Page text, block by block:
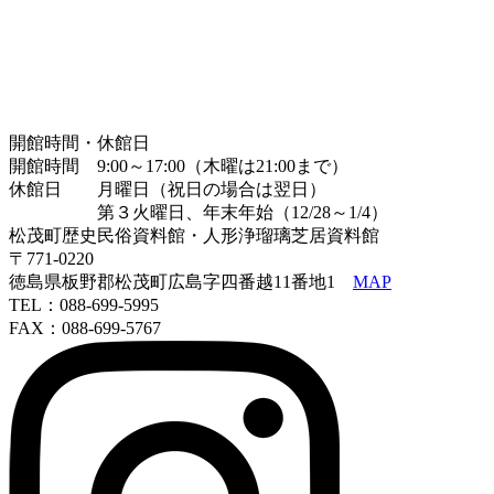
開館時間・休館日
開館時間 9:00～17:00（木曜は21:00まで）
休館日 月曜日（祝日の場合は翌日）
第３火曜日、年末年始（12/28～1/4）
松茂町歴史民俗資料館・人形浄瑠璃芝居資料館
〒771-0220
徳島県板野郡松茂町広島字四番越11番地1 MAP
TEL：088-699-5995
FAX：088-699-5767